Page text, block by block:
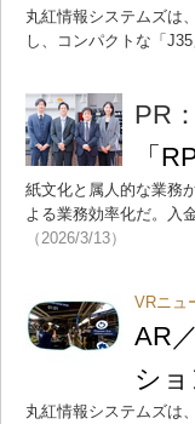
丸紅情報システムズは
し、コンパクトな「
PR：
「
紙文化と属人的な業務
よる業務効率化だ。入
（2026/3/13）
VRニュ
AR
シ
丸紅情報システムズは